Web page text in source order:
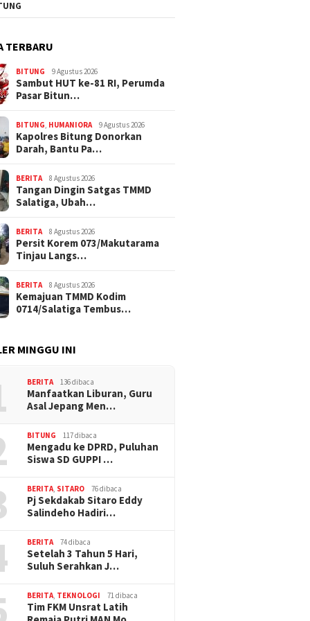
TERBARU
BITUNG 9 Agustus 2026
Sambut HUT ke-81 RI, Perumda
Pasar Bitun…
BITUNG, HUMANIORA 9 Agustus 2026
Kapolres Bitung Donorkan
Darah, Bantu Pa…
BERITA 8 Agustus 2026
Tangan Dingin Satgas TMMD
Salatiga, Ubah…
BERITA 8 Agustus 2026
Persit Korem 073/Makutarama
Tinjau Langs…
BERITA 8 Agustus 2026
Kemajuan TMMD Kodim
0714/Salatiga Tembus…
MINGGU INI
BERITA 136 dibaca
Manfaatkan Liburan, Guru
Asal Jepang Men…
BITUNG 117 dibaca
Mengadu ke DPRD, Puluhan
Siswa SD GUPPI …
BERITA, SITARO 76 dibaca
Pj Sekdakab Sitaro Eddy
Salindeho Hadiri…
BERITA 74 dibaca
Setelah 3 Tahun 5 Hari,
Suluh Serahkan J…
BERITA, TEKNOLOGI 71 dibaca
Tim FKM Unsrat Latih